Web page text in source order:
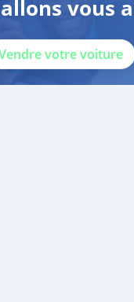
vous
votre voiture